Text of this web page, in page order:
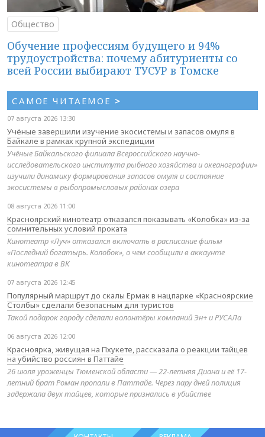
Общество
Обучение профессиям будущего и 94%
трудоустройства: почему абитуриенты со
всей России выбирают ТУСУР в Томске
САМОЕ ЧИТАЕМОЕ >
07 августа 2026 13:30
Учёные завершили изучение экосистемы и запасов омуля в
Байкале в рамках крупной экспедиции
Учёные Байкальского филиала Всероссийского научно-
исследовательского института рыбного хозяйства и океанографии»
изучили динамику формирования запасов омуля и состояние
экосистемы в рыбопромысловых районах озера
08 августа 2026 11:00
Красноярский кинотеатр отказался показывать «Колобка» из-за
сомнительных условий проката
Кинотеатр «Луч» отказался включать в расписание фильм
«Последний богатырь. Колобок», о чем сообщили в аккаунте
кинотеатра в ВК
07 августа 2026 12:45
Популярный маршрут до скалы Ермак в нацпарке «Красноярские
Столбы» сделали безопасным для туристов
Такой подарок городу сделали волонтёры компаний Эн+ и РУСАЛа
06 августа 2026 12:00
Красноярка, живущая на Пхукете, рассказала о реакции тайцев
на убийство россиян в Паттайе
26 июля уроженцы Тюменской области — 22-летняя Диана и её 17-
летний брат Роман пропали в Паттайе. Через пару дней полиция
задержала двух тайцев, которые признались в убийстве